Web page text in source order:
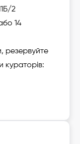
2
14
резервуйте
кураторів: